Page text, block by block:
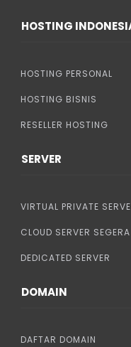
HOSTING
HOSTING PERSONAL
HOSTING BISNIS
RESELLER HOSTING
SERVER
VIRTUAL PRIVATE
CLOUD SERVER
DEDICATED SERVER
DOMAIN
DAFTAR DOMAIN